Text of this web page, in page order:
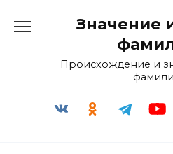
Значение
Происхождение и